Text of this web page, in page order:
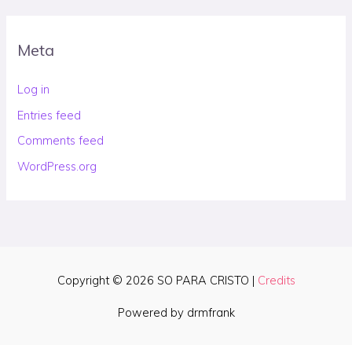
Meta
Log in
Entries feed
Comments feed
WordPress.org
Copyright © 2026 SO PARA CRISTO | Credits
Powered by drmfrank